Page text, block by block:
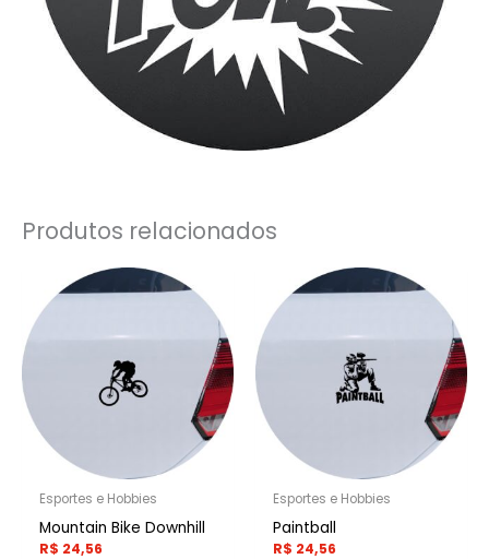
Produtos relacionados
Esportes e Hobbies
Mountain Bike Downhill
R$ 24,56
Esportes e Hobbies
Paintball
R$ 24,56